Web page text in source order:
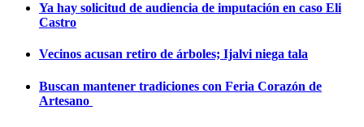
Ya hay solicitud de audiencia de imputación en caso Eli
Castro
Vecinos acusan retiro de árboles; Ijalvi niega tala
Buscan mantener tradiciones con Feria Corazón de
Artesano